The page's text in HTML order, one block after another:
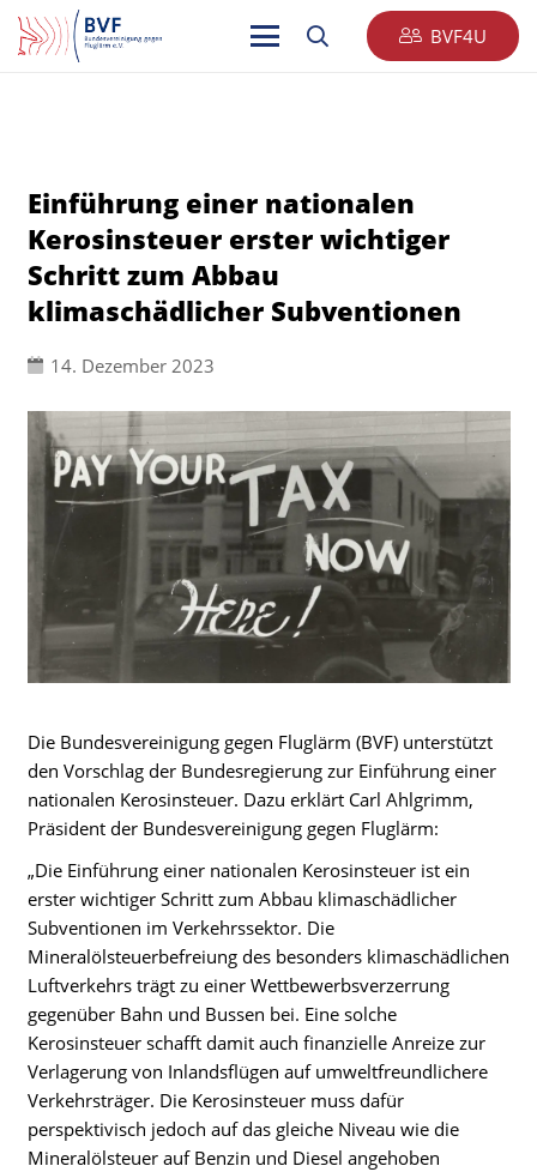
BVF4U
Einführung einer nationalen
Kerosinsteuer erster wichtiger
Schritt zum Abbau
klimaschädlicher Subventionen
14. Dezember 2023
Die Bundesvereinigung gegen Fluglärm (BVF) unterstützt
den Vorschlag der Bundesregierung zur Einführung einer
nationalen Kerosinsteuer. Dazu erklärt Carl Ahlgrimm,
Präsident der Bundesvereinigung gegen Fluglärm:
„Die Einführung einer nationalen Kerosinsteuer ist ein
erster wichtiger Schritt zum Abbau klimaschädlicher
Subventionen im Verkehrssektor. Die
Mineralölsteuerbefreiung des besonders klimaschädlichen
Luftverkehrs trägt zu einer Wettbewerbsverzerrung
gegenüber Bahn und Bussen bei. Eine solche
Kerosinsteuer schafft damit auch finanzielle Anreize zur
Verlagerung von Inlandsflügen auf umweltfreundlichere
Verkehrsträger. Die Kerosinsteuer muss dafür
perspektivisch jedoch auf das gleiche Niveau wie die
Mineralölsteuer auf Benzin und Diesel angehoben